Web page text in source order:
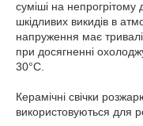
суміші на непрогрітому
шкідливих викидів в
напруження має
при досягненні
30°С.
Керамічні свічки
використовуються для